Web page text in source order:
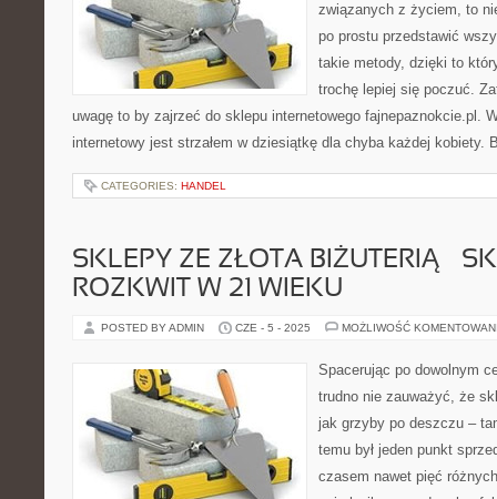
związanych z życiem, to
po prostu przedstawić
takie metody, dzięki to
trochę lepiej się poczuć.
uwagę to by zajrzeć do sklepu internetowego fajnepaznokcie.pl.
internetowy jest strzałem w dziesiątkę dla chyba każdej
CATEGORIES: HANDEL
SKLEPY ZE ZŁOTA BIŻUTERIĄ –
ROZKWIT W 21 WIEKU
POSTED BY ADMIN CZE - 5 - 2025 MOŻLIWOŚĆ
Spacerując po dowolnym
trudno nie zauważyć, że
jak grzyby po deszczu –
temu był jeden punkt
czasem nawet pięć